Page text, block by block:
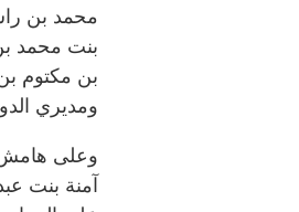
محمد بن
بنت محمد
بن مكتوم
ومديري
وعلى هامش
آمنة بنت